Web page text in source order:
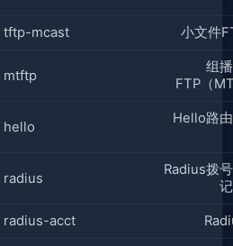
tftp-mcast 小文件
mtftp
组
FTP（
hello
Hello路
radius
Radius拨
radius-acct